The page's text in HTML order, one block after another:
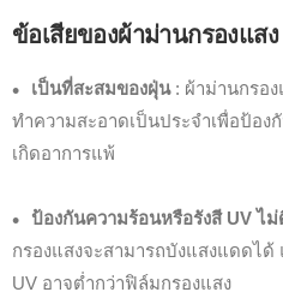
ข้อเสียของผ้าม่านกรองแสง
เป็นที่สะสมของฝุ่น : ผ้าม่านกรอ
ทำความสะอาดเป็นประจำเพื่อป้อง
เกิดอาการแพ้
ป้องกันความร้อนหรือรังสี UV ไ
กรองแสงจะสามารถบังแสงแดดไ
UV อาจต่ำกว่าฟิล์มกรองแสง